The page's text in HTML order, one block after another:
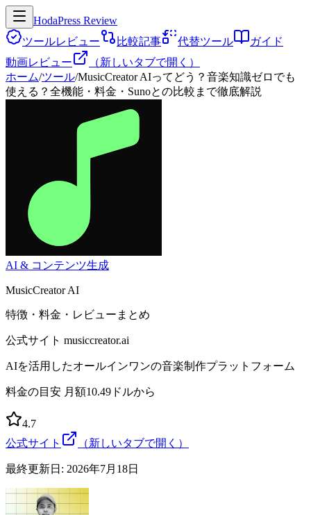
HodaPress Review
ツールレビュー
比較記事 代替ツール
ガイド
動画レビュー
（新しいタブで開く）
ホーム/ツール/MusicCreator AIってどう？音楽知識ゼロでも
使える？全機能・料金・Sunoとの比較まで徹底解説
AI & コンテンツ生成
MusicCreator AI
特徴・料金・レビューまとめ
公式サイト musiccreator.ai
AIを活用したオールインワンの音楽制作プラットフォーム
料金の目安 月額10.49ドルから
4.7
公式サイト
（新しいタブで開く）
最終更新日: 2026年7月18日